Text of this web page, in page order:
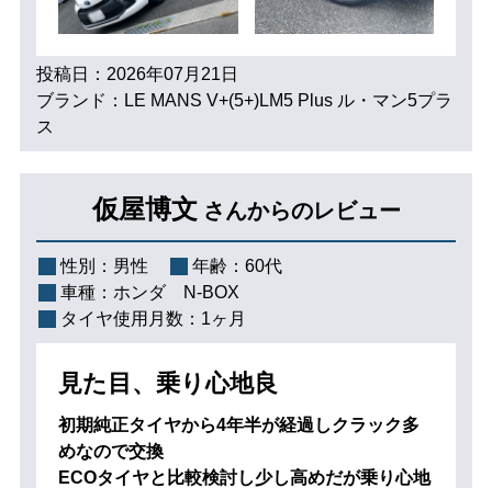
投稿日：2026年07月21日
ブランド：LE MANS V+(5+)LM5 Plus ル・マン5プラ
ス
仮屋博文 さんからのレビュー
性別： 男性 年齢： 60代
車種： ホンダ N-BOX
タイヤ使用月数： 1ヶ月
見た目、乗り心地良
初期純正タイヤから4年半が経過しクラック多
めなので交換
ECOタイヤと比較検討し少し高めだが乗り心地